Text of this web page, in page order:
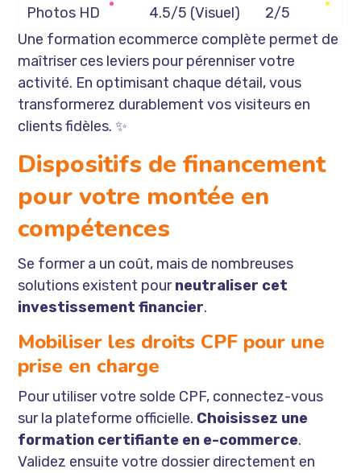
Photos HD 4.5/5 (Visuel)
2/5
Une formation ecommerce complète permet de
maîtriser ces leviers pour pérenniser votre
activité. En optimisant chaque détail, vous
transformerez durablement vos visiteurs en
clients fidèles. ✨
Dispositifs de financement
pour votre montée en
compétences
Se former a un coût, mais de nombreuses
solutions existent pourneutraliser cet
investissement financier.
Mobiliser les droits CPF pour une
prise en charge
Pour utiliser votre solde CPF, connectez-vous
sur la plateforme officielle. Choisissez une
formation certifiante en e-commerce.
Validez ensuite votre dossier directement en
VALIDER
Pas de publicité envahissante,
ni de partage de vos données !